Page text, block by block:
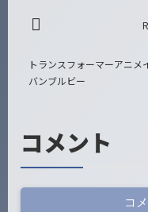
トランスフォーマーアニメ
バンブルビー
コメント
コ